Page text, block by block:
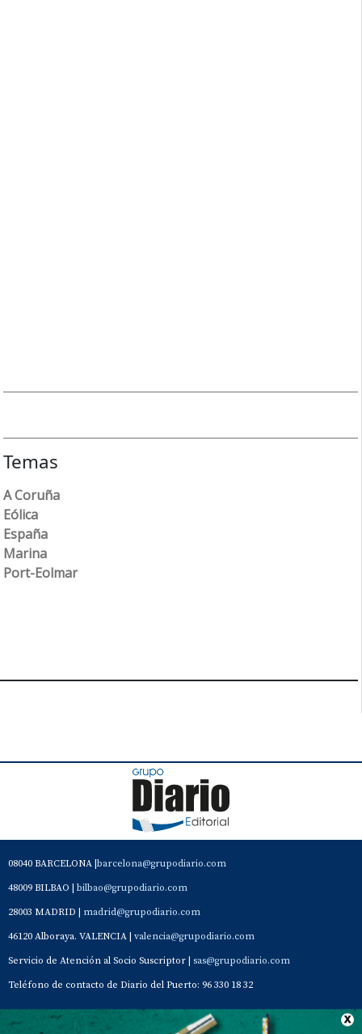
Temas
A Coruña
Eólica
España
Marina
Port-Eolmar
08040 BARCELONA | barcelona@grupodiario.com
48009 BILBAO | bilbao@grupodiario.com
28003 MADRID | madrid@grupodiario.com
46120 Alboraya. VALENCIA | valencia@grupodiario.com
Servicio de Atención al Socio Suscriptor | sas@grupodiario.com
Teléfono de contacto de Diario del Puerto: 96 330 18 32
Contacto Aviso Legal Quiénes somos Política de privacidad